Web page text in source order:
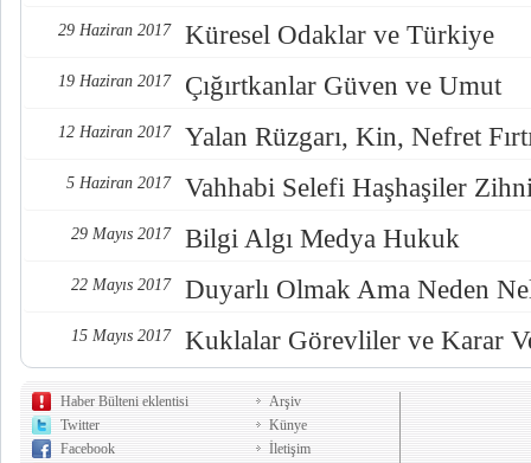
29 Haziran 2017 Küresel Odaklar ve Türkiye
19 Haziran 2017 Çığırtkanlar Güven ve Umut
12 Haziran 2017 Yalan Rüzgarı, Kin, Nefret
5 Haziran 2017 Vahhabi Selefi Haşhaşiler
29 Mayıs 2017 Bilgi Algı Medya Hukuk
22 Mayıs 2017 Duyarlı Olmak Ama Neden
15 Mayıs 2017 Kuklalar Görevliler ve Karar
Haber Bülteni eklentisi
Twitter
Facebook
Arşiv
Künye
İletişim